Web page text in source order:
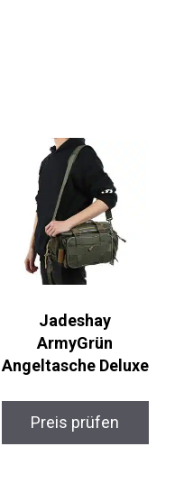
Jadeshay
ArmyGrün
Angeltasche Deluxe
Preis prüfen